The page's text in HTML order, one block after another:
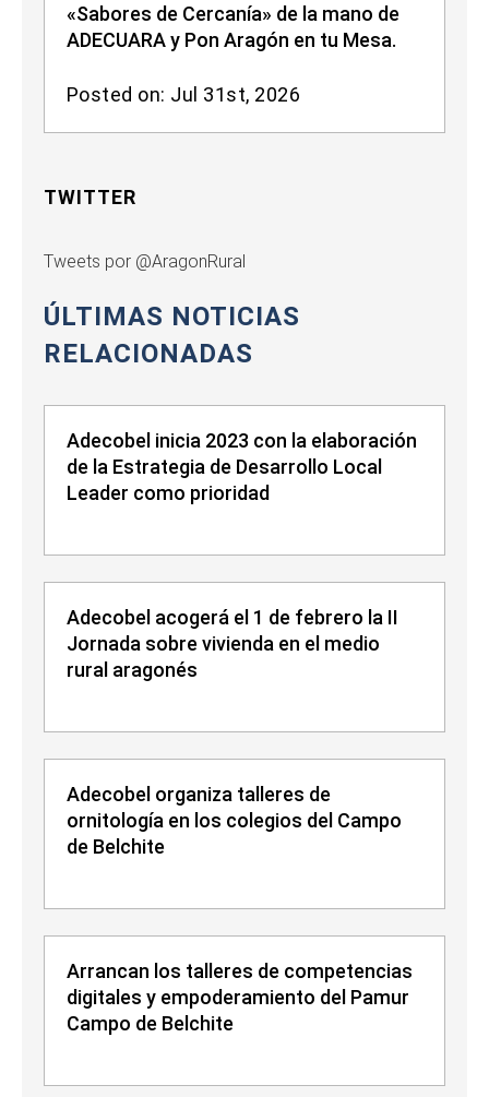
«Sabores de Cercanía» de la mano de
ADECUARA y Pon Aragón en tu Mesa.
Posted on: Jul 31st, 2026
TWITTER
Tweets por @AragonRural
ÚLTIMAS NOTICIAS
RELACIONADAS
Adecobel inicia 2023 con la elaboración
de la Estrategia de Desarrollo Local
Leader como prioridad
Adecobel acogerá el 1 de febrero la II
Jornada sobre vivienda en el medio
rural aragonés
Adecobel organiza talleres de
ornitología en los colegios del Campo
de Belchite
Arrancan los talleres de competencias
digitales y empoderamiento del Pamur
Campo de Belchite